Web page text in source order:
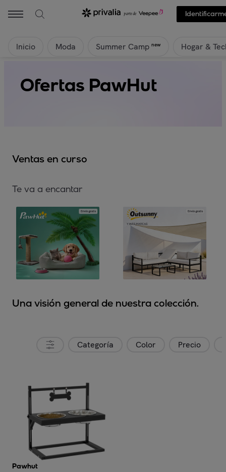
Inicio Moda Summer Camp new Hogar &
Ofertas PawHut
Ventas en curso
Te va a encantar
Una visión general de nuestra colección.
Categoría Color Precio
Pawhut